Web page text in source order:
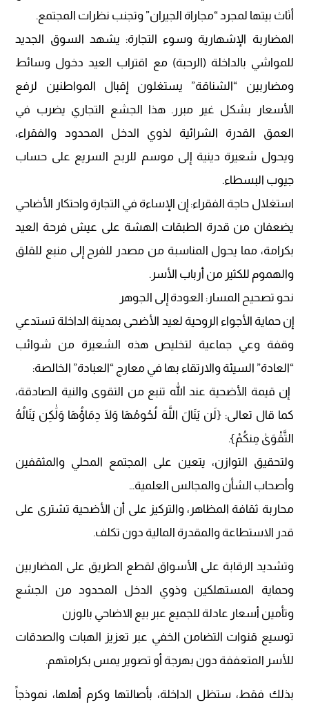
أثاث بيتها لمجرد “مجاراة الجيران” وتجنب نظرات المجتمع.
​المضاربة الإشهارية وسوء التجارة: يشهد السوق الجديد
للمواشي بالداخلة (الرحبة) مع اقتراب العيد دخول وسائط
ومضاربين “الشناقة” يستغلون إقبال المواطنين لرفع
الأسعار بشكل غير مبرر. هذا الجشع التجاري يضرب في
العمق القدرة الشرائية لذوي الدخل المحدود والفقراء،
ويحول شعيرة دينية إلى موسم للربح السريع على حساب
جيوب البسطاء.
​استغلال حاجة الفقراء: إن الإساءة في التجارة واحتكار الأضاحي
يضعفان من قدرة الطبقات الهشة على عيش فرحة العيد
بكرامة، مما يحول المناسبة من مصدر للفرح إلى منبع للقلق
والهموم للكثير من أرباب الأسر.
​نحو تصحيح المسار: العودة إلى الجوهر
​إن حماية الأجواء الروحية لعيد الأضحى بمدينة الداخلة تستدعي
وقفة وعي جماعية لتخليص هذه الشعيرة من شوائب
“العادة” السيئة والارتقاء بها في معارج “العبادة” الخالصة:
​ إن قيمة الأضحية عند الله تنبع من التقوى والنية الصادقة،
كما قال تعالى: {لَن يَنَالَ اللَّهَ لُحُومُهَا وَلَا دِمَاؤُهَا وَلَٰكِن يَنَالُهُ
التَّقْوَىٰ مِنكُمْ}.
​ولتحقيق التوازن، يتعين على المجتمع المحلي والمثقفين
وأصحاب الشأن والمجالس العلمية…
​محاربة ثقافة المظاهر، والتركيز على أن الأضحية تشترى على
قدر الاستطاعة والمقدرة المالية دون تكلف.
و​تشديد الرقابة على الأسواق لقطع الطريق على المضاربين
وحماية المستهلكين وذوي الدخل المحدود من الجشع
وتأمين أسعار عادلة للجميع عبر بيع الاضاحي بالوزن
​توسيع قنوات التضامن الخفي عبر تعزيز الهبات والصدقات
للأسر المتعففة دون بهرجة أو تصوير يمس بكرامتهم.
​بذلك فقط، ستظل الداخلة، بأصالتها وكرم أهلها، نموذجاً